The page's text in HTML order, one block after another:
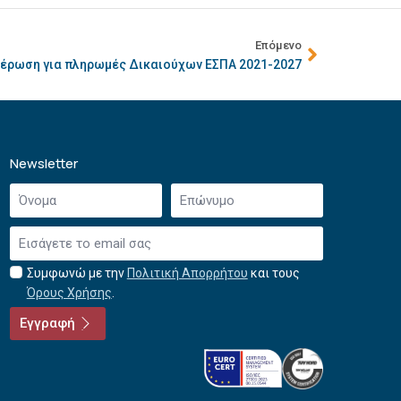
Επόμενο
για πληρωμές Δικαιούχων ΕΣΠΑ 2021-2027
Newsletter
Όνομα
Επώνυμο
Email
Αποδοχή
όρων
χρήσης
*
Συμφωνώ με την Πολιτική Απορρήτου και τους
Όρους Χρήσης
Εγγραφή